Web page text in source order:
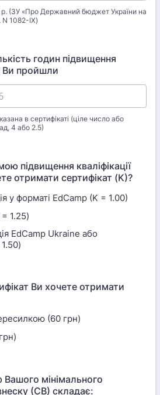
(ЗУ «Про Державний бюджет України на
N 1082-IX)
годин підвищення
Ви пройшли
в сертифікаті (ціле число або
4 або 2.5)
підвищення кваліфікації
отримати сертифікат (K)?
у форматі EdCamp (K = 1.00)
1.25)
EdCamp Ukraine або
Ви хочете отримати
(60 грн)
мінімального
(СВ) складає: